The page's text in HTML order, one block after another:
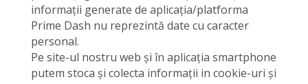
informații generate de aplicația/platforma
Prime Dash nu reprezintă date cu caracter
personal.
Pe site-ul nostru web și în aplicația smartphone
putem stoca și colecta informații in cookie-uri și